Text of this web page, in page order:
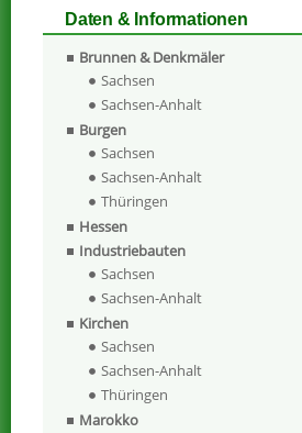
Daten & Informationen
Brunnen & Denkmäler
Sachsen
Sachsen-Anhalt
Burgen
Sachsen
Sachsen-Anhalt
Thüringen
Hessen
Industriebauten
Sachsen
Sachsen-Anhalt
Kirchen
Sachsen
Sachsen-Anhalt
Thüringen
Marokko